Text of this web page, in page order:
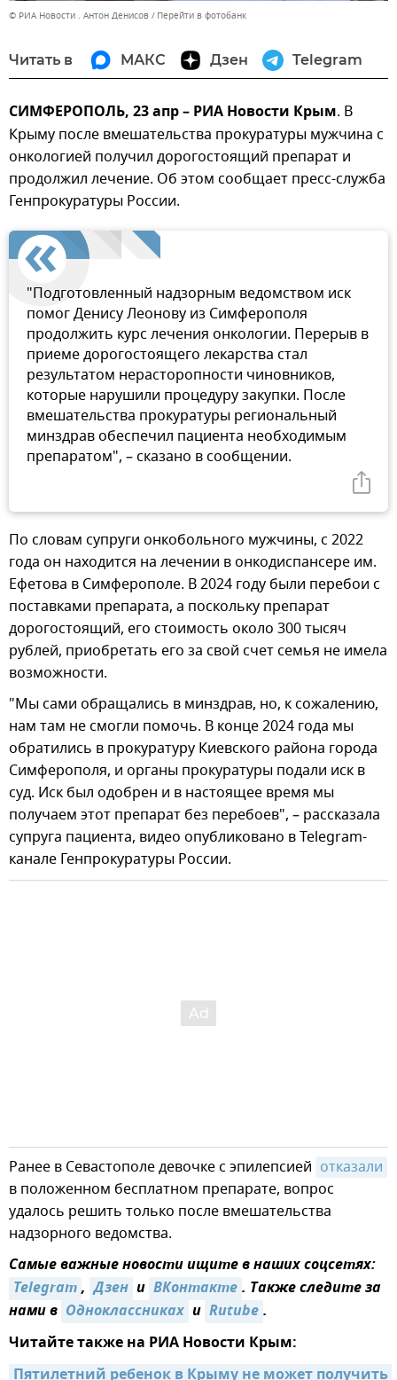
© РИА Новости . Антон Денисов Перейти в фотобанк
Читать в МАКС Дзен Telegram
СИМФЕРОПОЛЬ, 23 апр – РИА Новости Крым. В
Крыму после вмешательства прокуратуры мужчина с
онкологией получил дорогостоящий препарат и
продолжил лечение. Об этом сообщает пресс-служба
Генпрокуратуры России.
"Подготовленный надзорным ведомством иск
помог Денису Леонову из Симферополя
продолжить курс лечения онкологии. Перерыв в
приеме дорогостоящего лекарства стал
результатом нерасторопности чиновников,
которые нарушили процедуру закупки. После
вмешательства прокуратуры региональный
минздрав обеспечил пациента необходимым
препаратом", – сказано в сообщении.
По словам супруги онкобольного мужчины, с 2022
года он находится на лечении в онкодиспансере им.
Ефетова в Симферополе. В 2024 году были перебои с
поставками препарата, а поскольку препарат
дорогостоящий, его стоимость около 300 тысяч
рублей, приобретать его за свой счет семья не имела
возможности.
"Мы сами обращались в минздрав, но, к сожалению,
нам там не смогли помочь. В конце 2024 года мы
обратились в прокуратуру Киевского района города
Симферополя, и органы прокуратуры подали иск в
суд. Иск был одобрен и в настоящее время мы
получаем этот препарат без перебоев", – рассказала
супруга пациента, видео опубликовано в Telegram-
канале Генпрокуратуры России.
Ранее в Севастополе девочке с эпилепсией отказали
в положенном бесплатном препарате, вопрос
удалось решить только после вмешательства
надзорного ведомства.
Самые важные новости ищите в наших соцсетях:
Telegram, Дзен и ВКонтакте. Также следите за
нами в Одноклассниках и Rutube.
Читайте также на РИА Новости Крым:
Пятилетний ребенок в Крыму не может получить